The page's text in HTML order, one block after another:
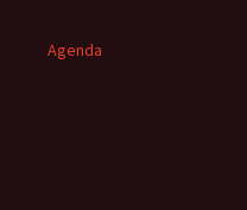
Agenda